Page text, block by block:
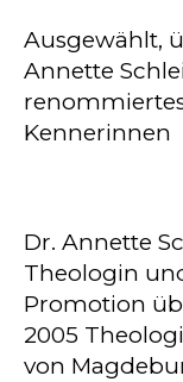
Ausgewählt,
Annette
Kennerinnen
Dr. Annette
Theologin
Promotion
2005
von